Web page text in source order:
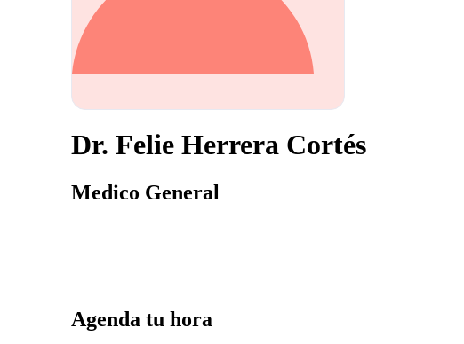
Dr. Felie Herrera Cortés
Medico General
Agenda tu hora